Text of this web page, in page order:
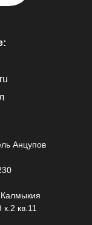
Анцупов
к.2 кв.11